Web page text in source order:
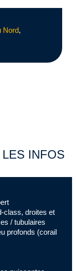
Nord,
INFOS
class, droites et
/ tubulaires
profonds (corail